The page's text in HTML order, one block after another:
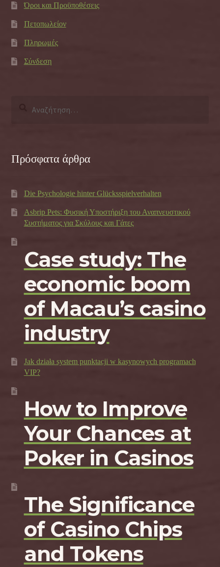
Όροι και Προϋποθέσεις
Πετοπωλείον
Πληρωμές
Σύνδεση
Πρόσφατα άρθρα
Die Psychologie hinter Glücksspielverhalten
Asbrip Pets: Φυσική Υποστήριξη του Αναπνευστικού
Συστήματος για Σκύλους και Γάτες
Case study: The
economic boom
of Macau’s casino
industry
Jak działa system punktacji w kasynowych programach
VIP?
How to Improve
Your Chances at
Poker in Casinos
The Significance
of Casino Chips
and Tokens